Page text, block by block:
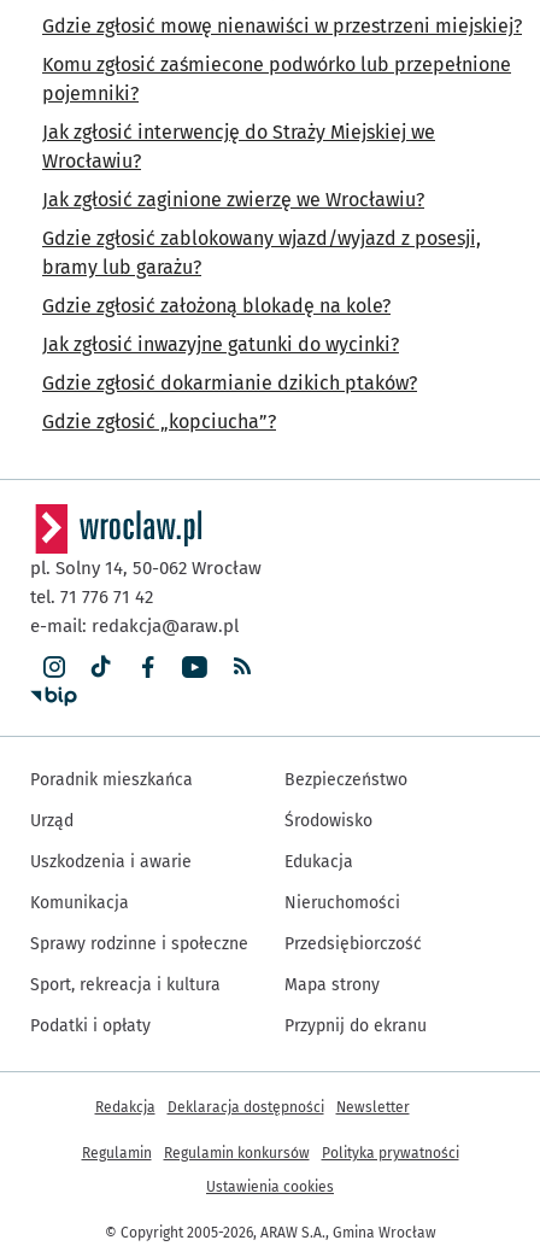
Gdzie zgłosić mowę nienawiści w przestrzeni miejskiej?
Komu zgłosić zaśmiecone podwórko lub przepełnione
pojemniki?
Jak zgłosić interwencję do Straży Miejskiej we
Wrocławiu?
Jak zgłosić zaginione zwierzę we Wrocławiu?
Gdzie zgłosić zablokowany wjazd/wyjazd z posesji,
bramy lub garażu?
Gdzie zgłosić założoną blokadę na kole?
Jak zgłosić inwazyjne gatunki do wycinki?
Gdzie zgłosić dokarmianie dzikich ptaków?
Gdzie zgłosić „kopciucha”?
pl. Solny 14, 50-062 Wrocław
tel. 71 776 71 42
e-mail: redakcja@araw.pl
Poradnik mieszkańca
Urząd
Uszkodzenia i awarie
Komunikacja
Sprawy rodzinne i społeczne
Sport, rekreacja i kultura
Podatki i opłaty
Bezpieczeństwo
Środowisko
Edukacja
Nieruchomości
Przedsiębiorczość
Mapa strony
Przypnij do ekranu
© Copyright 2005-2026, ARAW S.A., Gmina Wrocław
Inne informacje
Redakcja Deklaracja dostępności Newsletter
Regulamin Regulamin konkursów
Polityka prywatności
Ustawienia cookies